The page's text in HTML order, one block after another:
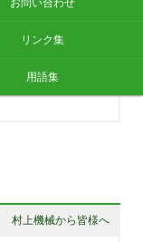
リンク集
用語集
村上機械から皆様へ
村上機械から皆様へ